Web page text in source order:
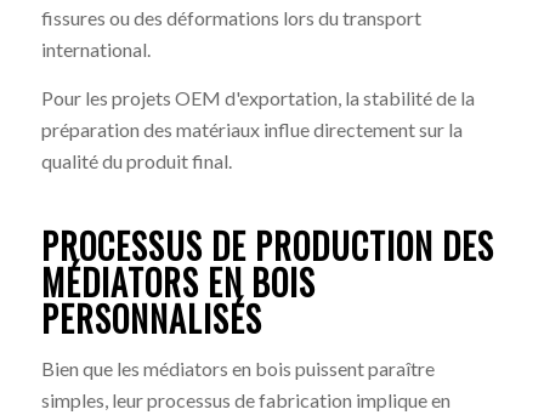
fissures ou des déformations lors du transport
international.
Pour les projets OEM d'exportation, la stabilité de la
préparation des matériaux influe directement sur la
qualité du produit final.
PROCESSUS DE PRODUCTION DES
MÉDIATORS EN BOIS
PERSONNALISÉS
Bien que les médiators en bois puissent paraître
simples, leur processus de fabrication implique en